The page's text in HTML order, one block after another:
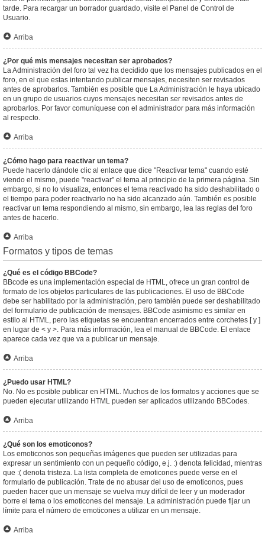
tarde. Para recargar un borrador guardado, visite el Panel de Control de
Usuario.
Arriba
¿Por qué mis mensajes necesitan ser aprobados?
La Administración del foro tal vez ha decidido que los mensajes publicados en el
foro, en el que estas intentando publicar mensajes, necesiten ser revisados
antes de aprobarlos. También es posible que La Administración le haya ubicado
en un grupo de usuarios cuyos mensajes necesitan ser revisados antes de
aprobarlos. Por favor comuníquese con el administrador para más información
al respecto.
Arriba
¿Cómo hago para reactivar un tema?
Puede hacerlo dándole clic al enlace que dice "Reactivar tema" cuando esté
viendo el mismo, puede "reactivar" el tema al principio de la primera página. Sin
embargo, si no lo visualiza, entonces el tema reactivado ha sido deshabilitado o
el tiempo para poder reactivarlo no ha sido alcanzado aún. También es posible
reactivar un tema respondiendo al mismo, sin embargo, lea las reglas del foro
antes de hacerlo.
Arriba
Formatos y tipos de temas
¿Qué es el código BBCode?
BBcode es una implementación especial de HTML, ofrece un gran control de
formato de los objetos particulares de las publicaciones. El uso de BBCode
debe ser habilitado por la administración, pero también puede ser deshabilitado
del formulario de publicación de mensajes. BBCode asimismo es similar en
estilo al HTML, pero las etiquetas se encuentran encerrados entre corchetes [ y ]
en lugar de < y >. Para más información, lea el manual de BBCode. El enlace
aparece cada vez que va a publicar un mensaje.
Arriba
¿Puedo usar HTML?
No. No es posible publicar en HTML. Muchos de los formatos y acciones que se
pueden ejecutar utilizando HTML pueden ser aplicados utilizando BBCodes.
Arriba
¿Qué son los emoticonos?
Los emoticonos son pequeñas imágenes que pueden ser utilizadas para
expresar un sentimiento con un pequeño código, e.j. :) denota felicidad, mientras
que :( denota tristeza. La lista completa de emoticones puede verse en el
formulario de publicación. Trate de no abusar del uso de emoticonos, pues
pueden hacer que un mensaje se vuelva muy difícil de leer y un moderador
borre el tema o los emoticones del mensaje. La administración puede fijar un
límite para el número de emoticones a utilizar en un mensaje.
Arriba